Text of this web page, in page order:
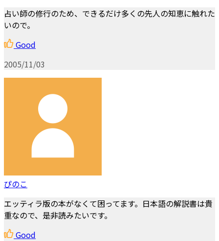
占い師の修行のため、できるだけ多くの先人の知恵に触れた
いので。
Good
2005/11/03
ぴのこ
エッティラ版の本がなくて困ってます。日本語の解説書は貴
重なので、是非読みたいです。
Good